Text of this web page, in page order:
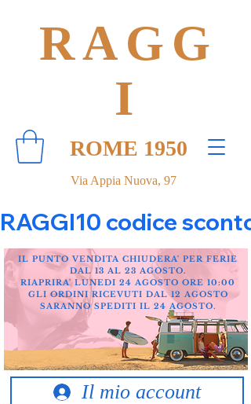
Via Appia Nuova, 97
RAGG
I
ROME 1950
RAGGI10 codice
Il mio account
IL PUNTO VENDITA CHIUDERA' PER FERIE
DAL 13 AL 23 AGOSTO.
RIAPRIRA' LUNEDI 24 AGOSTO ORE 10:00
GLI ORDINI RICEVUTI DAL 12 AGOSTO
SARANNO SPEDITI IL 24 AGOSTO.